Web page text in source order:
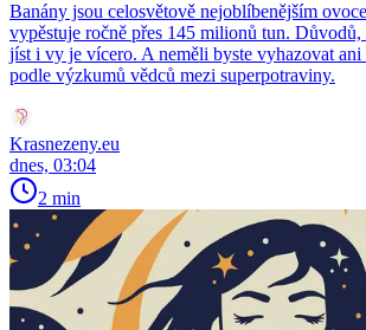
Banány jsou celosvětově nejoblíbenějším
vypěstuje ročně přes 145 milionů tun. Důvodů,
jíst i vy je vícero. A neměli byste vyhazovat ani
podle výzkumů vědců mezi superpotraviny.
Krasnezeny.eu
dnes, 03:04
2 min